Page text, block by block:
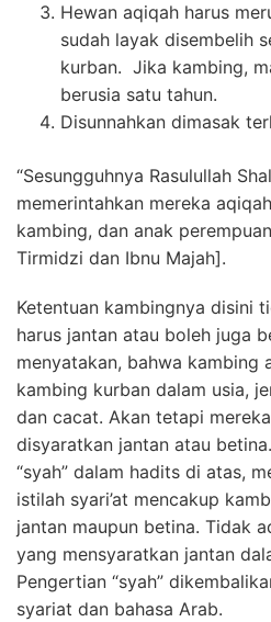
Hewan aqiqah harus
sudah layak disembelih
kurban. Jika kambing,
berusia satu tahun.
Disunnahkan dimasak
“Sesungguhnya Rasulullah
memerintahkan mereka
kambing, dan anak
Tirmidzi dan Ibnu Majah].
Ketentuan kambingnya disini
harus jantan atau boleh juga
menyatakan, bahwa kambing
kambing kurban dalam usia,
dan cacat. Akan tetapi
disyaratkan jantan atau
“syah” dalam hadits di atas,
istilah syari’at mencakup
jantan maupun betina. Tidak
yang mensyaratkan jantan
Pengertian “syah”
syariat dan bahasa Arab.